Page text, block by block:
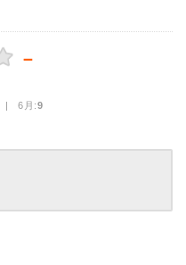
－
| 6月:9